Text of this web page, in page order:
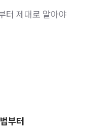
터 제대로 알아야
부터